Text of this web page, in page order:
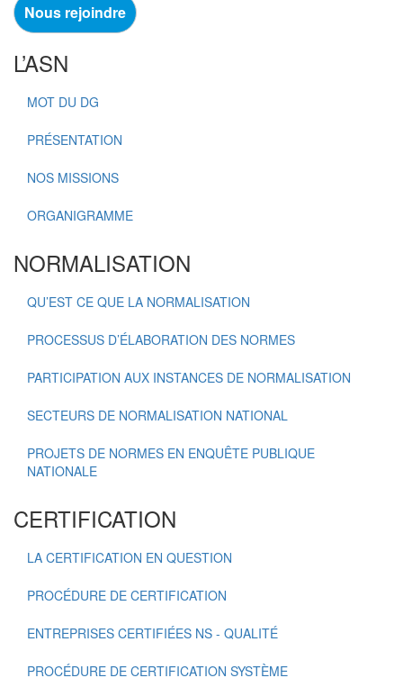
Nous rejoindre
L’ASN
MOT DU DG
PRÉSENTATION
NOS MISSIONS
ORGANIGRAMME
NORMALISATION
QU’EST CE QUE LA NORMALISATION
PROCESSUS D’ÉLABORATION DES NORMES
PARTICIPATION AUX INSTANCES DE NORMALISATION
SECTEURS DE NORMALISATION NATIONAL
PROJETS DE NORMES EN ENQUÊTE PUBLIQUE
NATIONALE
CERTIFICATION
LA CERTIFICATION EN QUESTION
PROCÉDURE DE CERTIFICATION
ENTREPRISES CERTIFIÉES NS - QUALITÉ
PROCÉDURE DE CERTIFICATION SYSTÈME